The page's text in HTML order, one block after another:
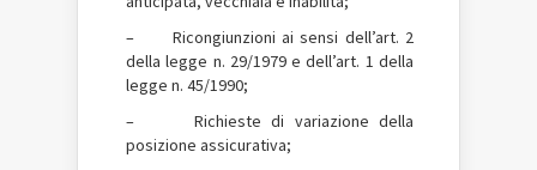
– Ricongiunzioni ai sensi dell’art. 2
della legge n. 29/1979 e dell’art. 1 della
legge n. 45/1990;
– Richieste di variazione della
posizione assicurativa;